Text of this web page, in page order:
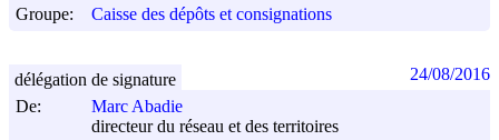
Groupe:
Caisse des dépôts et consignations
De:
Marc Abadie
directeur du réseau et des territoires
délégation de signature 24/08/2016